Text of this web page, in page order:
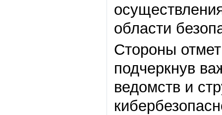
области
Стороны
подчеркнув
ведомств и